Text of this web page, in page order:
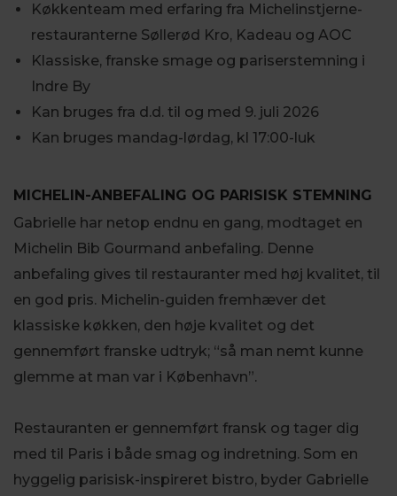
Køkkenteam med erfaring fra Michelinstjerne-
restauranterne Søllerød Kro, Kadeau og AOC
Klassiske, franske smage og pariserstemning i
Indre By
Kan bruges fra d.d. til og med 9. juli 2026
Kan bruges mandag-lørdag, kl 17:00-luk
MICHELIN-ANBEFALING OG PARISISK STEMNING
Gabrielle har netop endnu en gang, modtaget en
Michelin Bib Gourmand anbefaling. Denne
anbefaling gives til restauranter med høj kvalitet, til
en god pris. Michelin-guiden fremhæver det
klassiske køkken, den høje kvalitet og det
gennemført franske udtryk; “så man nemt kunne
glemme at man var i København”.
Restauranten er gennemført fransk og tager dig
med til Paris i både smag og indretning. Som en
hyggelig parisisk-inspireret bistro, byder Gabrielle